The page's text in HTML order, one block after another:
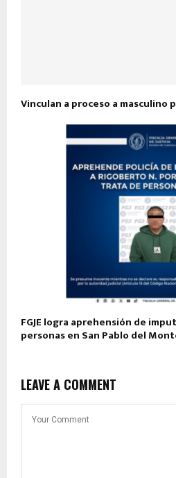
Vinculan a proceso a masculino
FGJE logra aprehensión de
personas en San Pablo del
LEAVE A COMMENT